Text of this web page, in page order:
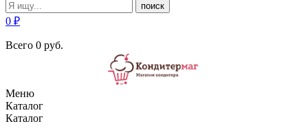
поиск
0 ₽
Всего 0 руб.
Меню
Каталог
Каталог